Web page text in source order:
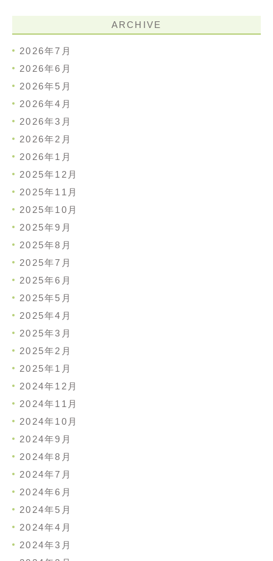
ARCHIVE
2026年7月
2026年6月
2026年5月
2026年4月
2026年3月
2026年2月
2026年1月
2025年12月
2025年11月
2025年10月
2025年9月
2025年8月
2025年7月
2025年6月
2025年5月
2025年4月
2025年3月
2025年2月
2025年1月
2024年12月
2024年11月
2024年10月
2024年9月
2024年8月
2024年7月
2024年6月
2024年5月
2024年4月
2024年3月